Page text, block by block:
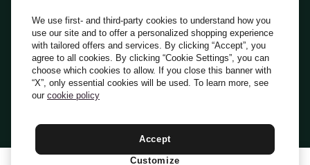
Everli News
Domande frequenti
Lavora con noi
Diventa Shopper
Investitori
PrivacyCookiePreferenze Cookie
Termini e CondizioniCodice Etico
Indirizzo PEC: everli@pec.it - indirizzo DPO: dpo@everli.com
Italiano
We use first- and third-party cookies to understand how you
use our site and to offer a personalized shopping experience
with tailored offers and services. By clicking “Accept”, you
agree to all cookies. By clicking “Cookie Settings”, you can
choose which cookies to allow. If you close this banner with
“X”, only essential cookies will be used. To learn more, see
our cookie policy
Accept
Customize